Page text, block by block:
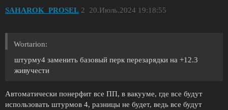
SAHAROK_PROSEL 20.Июль.2024 19:18:55
2
Wortarion:
штурму4 заменить базовый перк перезарядки на +12.3
живучести
Автоматически понерфит все ПП, в вакууме, где все будут
использовать штурмов 4, разницы не будет, ведь все будут